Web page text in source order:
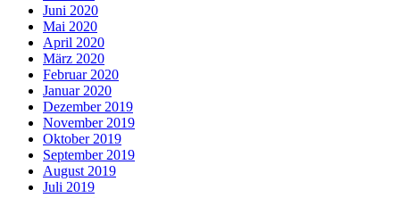
Juni 2020
Mai 2020
April 2020
März 2020
Februar 2020
Januar 2020
Dezember 2019
November 2019
Oktober 2019
September 2019
August 2019
Juli 2019